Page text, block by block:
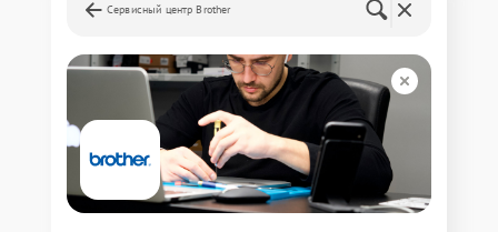
Сервисный центр Brother